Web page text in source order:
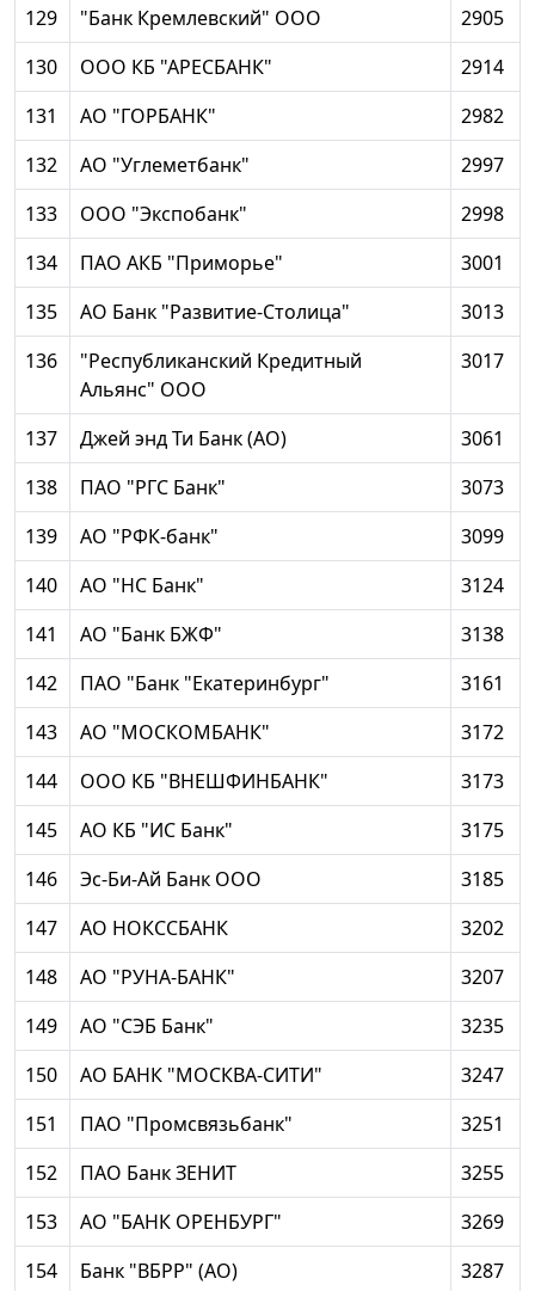
129 "Банк Кремлевский" ООО
2905
130
ООО КБ "АРЕСБАНК"
2914
131
АО "ГОРБАНК"
2982
132
АО "Углеметбанк"
2997
133
ООО "Экспобанк"
2998
134
ПАО АКБ "Приморье"
3001
135
АО Банк "Развитие-Столица"
3013
136
"Республиканский Кредитный
Альянс" ООО
3017
137 Джей энд Ти Банк (АО)
3061
138
ПАО "РГС Банк"
3073
139
АО "РФК-банк"
3099
140
АО "НС Банк"
3124
141
АО "Банк БЖФ"
3138
142
ПАО "Банк "Екатеринбург"
3161
143
АО "МОСКОМБАНК"
3172
144
ООО КБ "ВНЕШФИНБАНК"
3173
145
АО КБ "ИС Банк"
3175
146
Эс-Би-Ай Банк ООО
3185
147
АО НОКССБАНК
3202
148
АО "РУНА-БАНК"
3207
149
АО "СЭБ Банк"
3235
150
АО БАНК "МОСКВА-СИТИ"
3247
151
ПАО "Промсвязьбанк"
3251
152
ПАО Банк ЗЕНИТ
3255
153
АО "БАНК ОРЕНБУРГ"
3269
154
Банк "ВБРР" (АО)
3287